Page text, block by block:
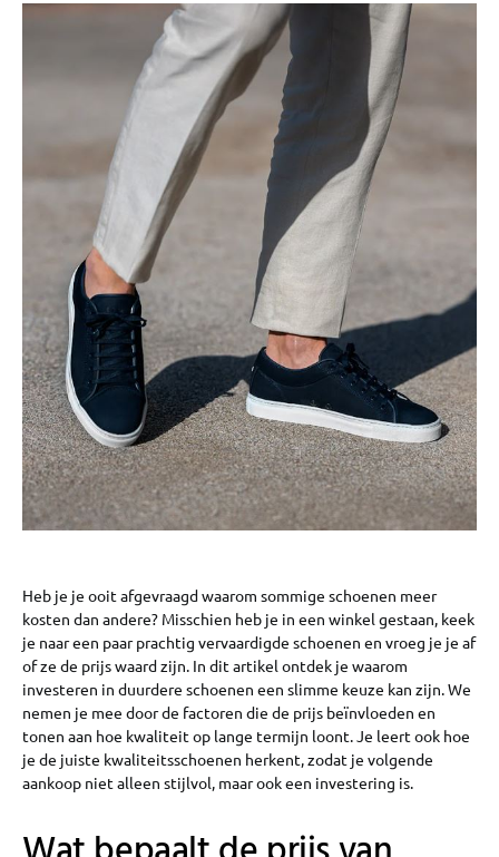
Heb je je ooit afgevraagd waarom sommige schoenen meer
kosten dan andere? Misschien heb je in een winkel gestaan, keek
je naar een paar prachtig vervaardigde schoenen en vroeg je je af
of ze de prijs waard zijn. In dit artikel ontdek je waarom
investeren in duurdere schoenen een slimme keuze kan zijn. We
nemen je mee door de factoren die de prijs beïnvloeden en
tonen aan hoe kwaliteit op lange termijn loont. Je leert ook hoe
je de juiste kwaliteitsschoenen herkent, zodat je volgende
aankoop niet alleen stijlvol, maar ook een investering is.